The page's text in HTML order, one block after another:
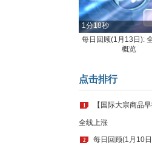
1分18秒
每日回顾(1月13日):
概览
点击排行
1 【国际大宗商品
全线上涨
2 每日回顾(1月10